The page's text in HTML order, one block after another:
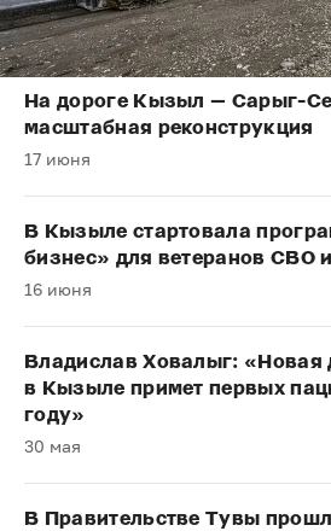
На дороге Кызыл — Сарыг-
масштабная реконструкция
17 июня
В Кызыле стартовала
бизнес» для ветеранов СВО
16 июня
Владислав Ховалыг: «Новая
в Кызыле примет первых
году»
30 мая
В Правительстве Тувы